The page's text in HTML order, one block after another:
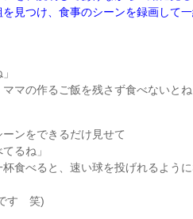
見つけ、食事のシーンを録画して一
ママの作るご飯を残さず食べないとね
ンをできるだけ見せて
るね」
杯食べると、速い球を投げれるように
す 笑)